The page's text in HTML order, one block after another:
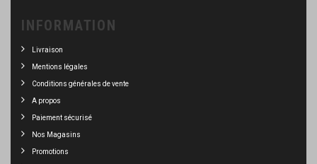
INFORMATION
Livraison
Mentions légales
Conditions générales de vente
A propos
Paiement sécurisé
Nos Magasins
Promotions